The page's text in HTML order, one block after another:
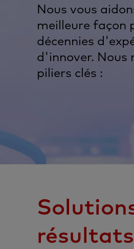
Nous vous
meilleure façon
décennies
d'innover. Nous
piliers clés :